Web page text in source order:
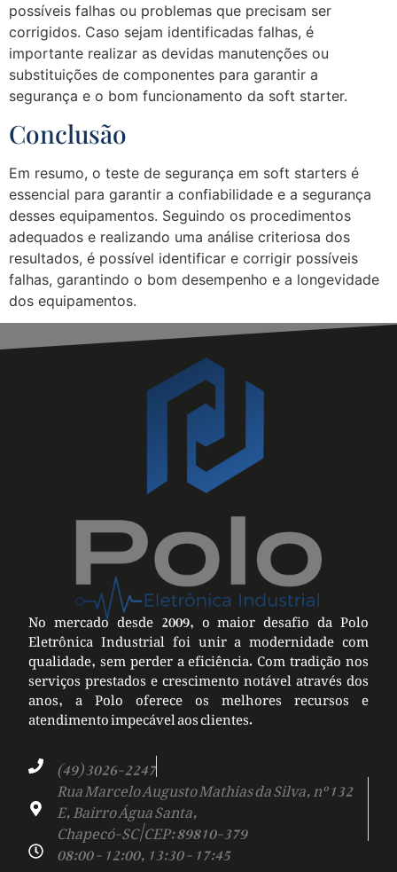
possíveis falhas ou problemas que precisam ser
corrigidos. Caso sejam identificadas falhas, é
importante realizar as devidas manutenções ou
substituições de componentes para garantir a
segurança e o bom funcionamento da soft starter.
Conclusão
Em resumo, o teste de segurança em soft starters é
essencial para garantir a confiabilidade e a segurança
desses equipamentos. Seguindo os procedimentos
adequados e realizando uma análise criteriosa dos
resultados, é possível identificar e corrigir possíveis
falhas, garantindo o bom desempenho e a longevidade
dos equipamentos.
No mercado desde 2009, o maior desafio da Polo
Eletrônica Industrial foi unir a modernidade com
qualidade, sem perder a eficiência. Com tradição nos
serviços prestados e crescimento notável através dos
anos, a Polo oferece os melhores recursos e
atendimento impecável aos clientes.
(49) 3026-2247
Rua Marcelo Augusto Mathias da Silva, nº 132
E, Bairro Água Santa,
Chapecó-SC | CEP: 89810-379
08:00 - 12:00, 13:30 - 17:45